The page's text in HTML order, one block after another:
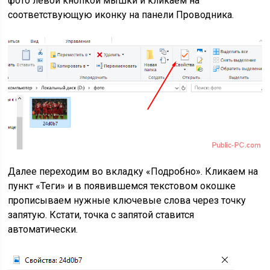
соответствующую иконку на панели Проводника.
Далее переходим во вкладку «Подробно». Кликаем на
пункт «Теги» и в появившемся текстовом окошке
прописываем нужные ключевые слова через точку
запятую. Кстати, точка с запятой ставится
автоматически.